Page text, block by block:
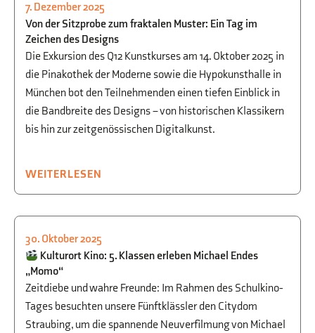
KULTUR,AUSFLÜGE
7. Dezember 2025
Von der Sitzprobe zum fraktalen Muster: Ein Tag im
Zeichen des Designs
Die Exkursion des Q12 Kunstkurses am 14. Oktober 2025 in
die Pinakothek der Moderne sowie die Hypokunsthalle in
München bot den Teilnehmenden einen tiefen Einblick in
die Bandbreite des Designs – von historischen Klassikern
bis hin zur zeitgenössischen Digitalkunst.
WEITERLESEN
KULTUR,AUSFLÜGE
30. Oktober 2025
Kulturort Kino: 5. Klassen erleben Michael Endes
„Momo“
Zeitdiebe und wahre Freunde: Im Rahmen des Schulkino-
Tages besuchten unsere Fünftklässler den Citydom
Straubing, um die spannende Neuverfilmung von Michael